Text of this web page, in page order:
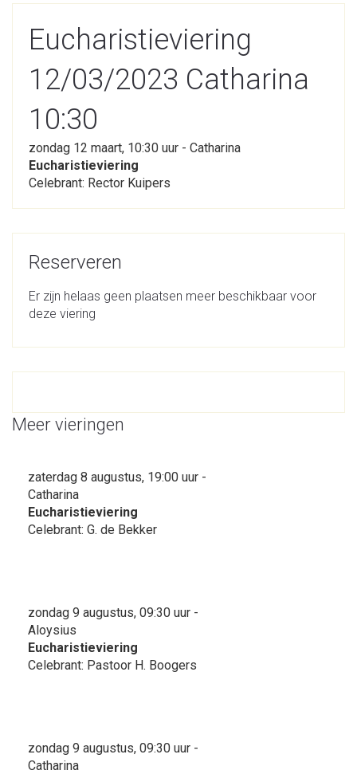
Eucharistieviering
12/03/2023 Catharina
10:30
zondag 12 maart, 10:30 uur - Catharina
Eucharistieviering
Celebrant: Rector Kuipers
Reserveren
Er zijn helaas geen plaatsen meer beschikbaar voor
deze viering
Meer vieringen
zaterdag 8 augustus, 19:00 uur -
Catharina
Eucharistieviering
Celebrant: G. de Bekker
zondag 9 augustus, 09:30 uur -
Aloysius
Eucharistieviering
Celebrant: Pastoor H. Boogers
zondag 9 augustus, 09:30 uur -
Catharina